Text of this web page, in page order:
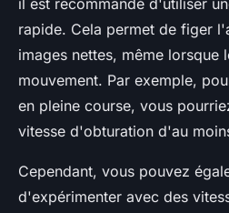
rapide. Cela permet de figer
images nettes, même lorsque
mouvement. Par exemple,
en pleine course, vous
vitesse d'obturation d'au
Cependant, vous pouvez
d'expérimenter avec des